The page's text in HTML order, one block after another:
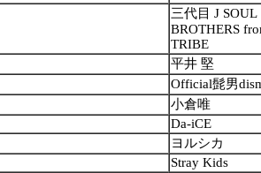
三代目 J SOUL
BROTHERS
TRIBE
平井 堅
Official髭男
小倉唯
Da-iCE
ヨルシカ
Stray Kids